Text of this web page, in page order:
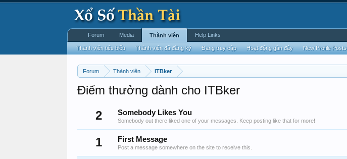
Forum Thành viên ITBker
Điểm thưởng dành cho ITBker
2
Somebody Likes You
Somebody out there liked one of your messages. Keep posting like that for more!
1 First Message
Post a message somewhere on the site to receive this.
Forum Media Thành viên
Thành viên tiêu biểu Thành viên đã đăng ký Đang truy cập Hoạt động gần đây New Profile Posts
Help Links